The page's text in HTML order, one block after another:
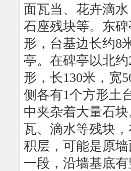
面瓦当、花卉滴
石座残块等。东
形，台基边长约8
亭。在碑亭以北
形，长130米，宽
侧各有1个方形土
中夹杂着大量石
瓦、滴水等残块
积层，可能是原
一段，沿墙基底